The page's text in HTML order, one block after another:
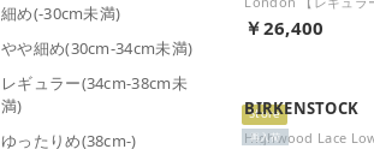
細め(-30cm未満)
やや細め(30cm-34cm未満)
レギュラー(34cm-38cm未
満)
ゆったりめ(38cm-)
￥26,400
Store
BIRKENSTOCK
再入荷